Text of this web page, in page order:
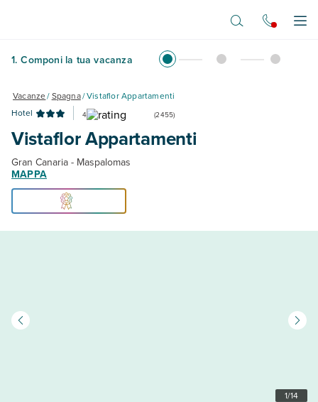
1. Componi la tua vacanza
Vacanze/Spagna/Vistaflor Appartamenti
Hotel
4 (2455)
Vistaflor Appartamenti
Gran Canaria - Maspalomas
MAPPA
1/14